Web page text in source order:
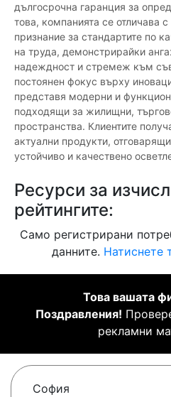
дългосрочна гаранция за
това, компанията се отличава
признание за стандартите по
на труда, демонстрирайки
надеждност и стремеж към
постоянен фокус върху
представя модерни и
подходящи за жилищни,
пространства. Клиентите
актуални продукти,
устойчиво и качествено
Ресурси за
рейтингите:
Само регистрирани
данните. Натиснете
Това вашата
Поздравления!
рекламни
София